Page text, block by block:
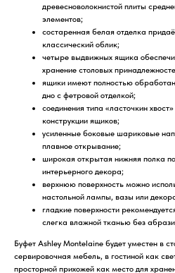
древесноволокнистой плиты
элементов;
состаренная белая отделка
классический облик;
четыре выдвижных ящика
хранение столовых
ящики имеют полностью
дно с фетровой отделкой;
соединения типа «ласточкин
конструкции ящиков;
усиленные боковые шариковые
плавное открывание;
широкая открытая нижняя полка
интерьерного декора;
верхнюю поверхность можно
настольной лампы, вазы или
гладкие поверхности
слегка влажной тканью без
Буфет Ashley Montelaine будет уместен в
сервировочная мебель, в гостиной как
просторной прихожей как место для